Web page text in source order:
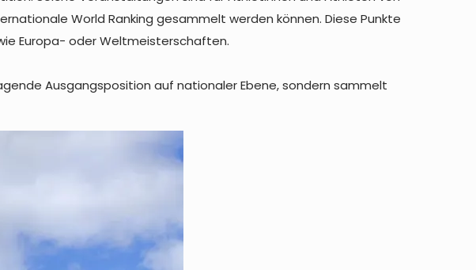
World Ranking gesammelt werden können. Diese Punkte
Europa- oder Weltmeisterschaften.
Ausgangsposition auf nationaler Ebene, sondern sammelt